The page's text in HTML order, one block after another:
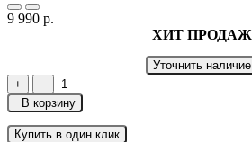
9 990 р.
ХИТ ПРОДАЖ
Уточнить наличие
+
−
В корзину
Купить в один клик